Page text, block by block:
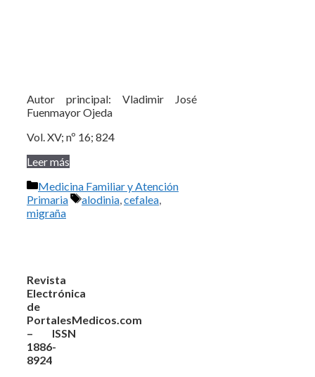
Autor principal: Vladimir José
Fuenmayor Ojeda
Vol. XV; nº 16; 824
Leer más
Categorías
Medicina Familiar y Atención
Primaria
Etiquetas
alodinia,cefalea,
migraña
Revista
Electrónica
de
PortalesMedicos.com
– ISSN
1886-
8924